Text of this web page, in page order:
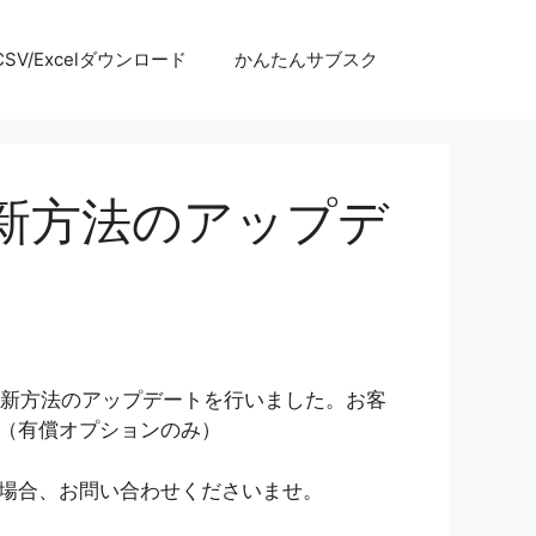
Excelダウンロード かんたんサブスク
方法のアップデ
方法のアップデートを行いました。お客
償オプションのみ）
、お問い合わせくださいませ。